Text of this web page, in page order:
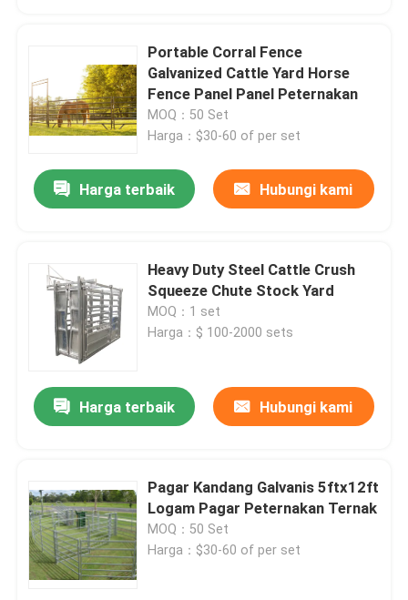
Portable Corral Fence
Galvanized Cattle Yard Horse
Fence Panel Panel Peternakan
MOQ：50 Set
Harga：$30-60 of per set
Harga terbaik Hubungi kami
Heavy Duty Steel Cattle Crush
Squeeze Chute Stock Yard
MOQ：1 set
Harga：$ 100-2000 sets
Harga terbaik Hubungi kami
Pagar Kandang Galvanis 5ftx12ft
Logam Pagar Peternakan Ternak
MOQ：50 Set
Harga：$30-60 of per set